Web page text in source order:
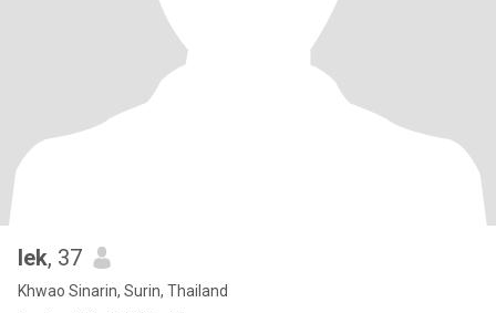
lek, 37
Khwao Sinarin, Surin, Thailand